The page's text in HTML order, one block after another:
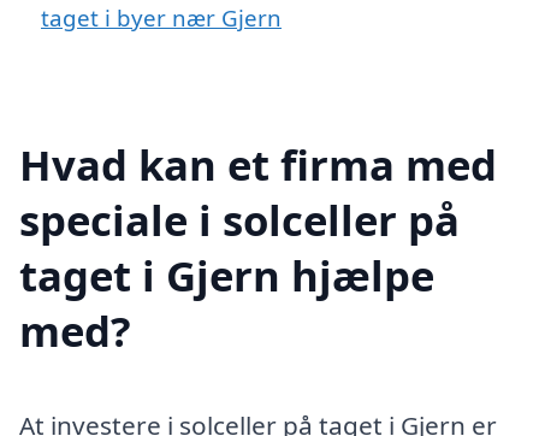
taget i byer nær Gjern
Hvad kan et firma med
speciale i solceller på
taget i Gjern hjælpe
med?
At investere i solceller på taget i Gjern er